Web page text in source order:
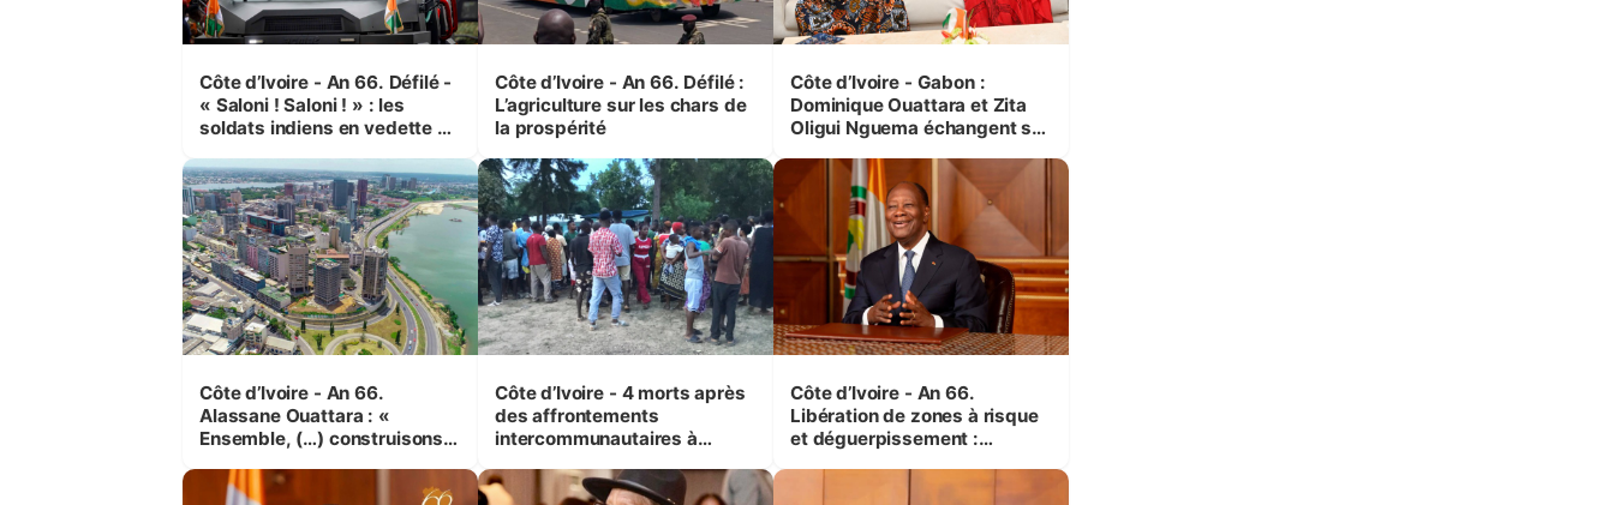
Côte d’Ivoire - An 66. Défilé -
« Saloni ! Saloni ! » : les
soldats indiens en vedette à
Côte d’Ivoire - An 66. Défilé :
L’agriculture sur les chars de
la prospérité
Côte d’Ivoire - Gabon :
Dominique Ouattara et Zita
Oligui Nguema échangent sur
femmes et des enfants
Côte d’Ivoire - An 66.
Alassane Ouattara : «
Ensemble, (…) construisons
mêmes et pour les
Côte d’Ivoire - 4 morts après
des affrontements
intercommunautaires à
correspondant au milieu des
Côte d’Ivoire - An 66.
Libération de zones à risque
et déguerpissement :
respect de l'Etat de droit pour